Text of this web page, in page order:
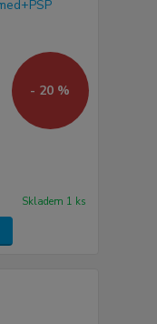
- 20 %
Skladem 1 ks